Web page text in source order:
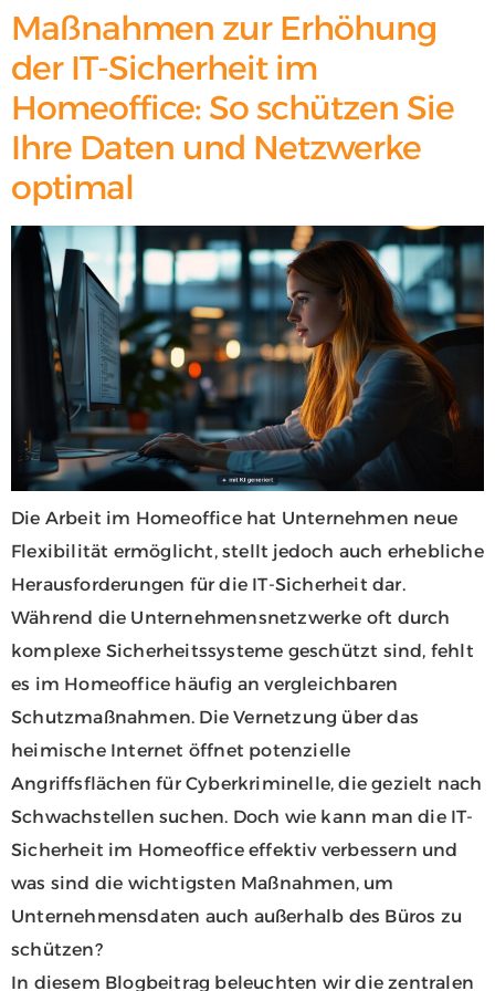
Maßnahmen zur Erhöhung
der IT-Sicherheit im
Homeoffice: So schützen Sie
Ihre Daten und Netzwerke
optimal
Die Arbeit im Homeoffice hat Unternehmen neue
Flexibilität ermöglicht, stellt jedoch auch erhebliche
Herausforderungen für die IT-Sicherheit dar.
Während die Unternehmensnetzwerke oft durch
komplexe Sicherheitssysteme geschützt sind, fehlt
es im Homeoffice häufig an vergleichbaren
Schutzmaßnahmen. Die Vernetzung über das
heimische Internet öffnet potenzielle
Angriffsflächen für Cyberkriminelle, die gezielt nach
Schwachstellen suchen. Doch wie kann man die IT-
Sicherheit im Homeoffice effektiv verbessern und
was sind die wichtigsten Maßnahmen, um
Unternehmensdaten auch außerhalb des Büros zu
schützen?
In diesem Blogbeitrag beleuchten wir die zentralen